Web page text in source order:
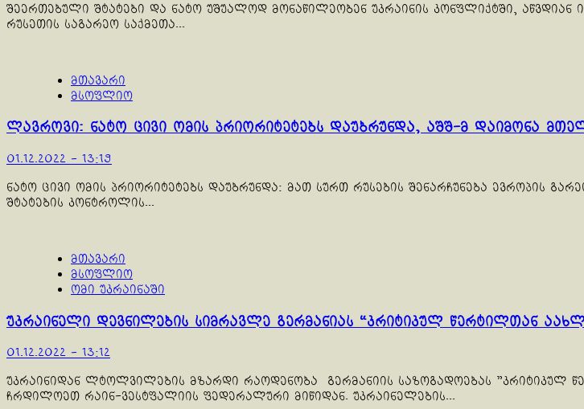
შეერთებული შტატები და ნატო უშუალოდ მონაწილეობენ უკრაინის კონფლიქტში, აწვდიან
რუსეთის საგარეო საქმეთა...
მთავარი
მსოფლიო
ლავროვი: ნატო ცივი ომის პრიორიტეტებს დაუბრუნდა, აშშ-მ დაიმონა
01.12.2022 - 13:19
ნატო ცივი ომის პრიორიტეტებს დაუბრუნდა: მათ სურთ რუსების შენარჩუნება ევროპის
შტატების კონტროლის...
მთავარი
მსოფლიო
ომი უკრაინაში
უკრაინელი დევნილების სიმრავლე გერმანიას “კრიტიკულ წერტილთან
01.12.2022 - 13:12
უკრაინიდან ლტოლვილების მზარდი რაოდენობა გერმანიის საზოგადოებას "კრიტიკულ
ჩრდილოეთ რაინ-ვესტფალიის ფედერალური მიწიდან. უკრაინელების...